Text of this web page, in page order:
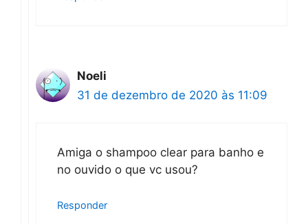
Noeli
31 de dezembro de 2020 às 11:09
Amiga o shampoo clear para banho e
no ouvido o que vc usou?
Responder